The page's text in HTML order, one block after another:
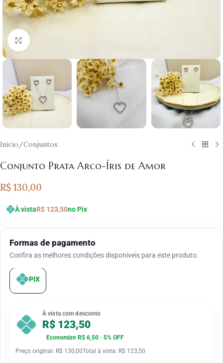
Clique para ampliar
Início/Conjuntos
Conjunto Prata Arco-Íris de Amor
R$ 130,00
À vistaR$ 123,50no Pix
Formas de pagamento
Confira as melhores condições disponíveis para este produto.
PIX
À vista com desconto
R$ 123,50
Economize R$ 6,50 · 5% OFF
Preço original: R$ 130,00Total à vista: R$ 123,50